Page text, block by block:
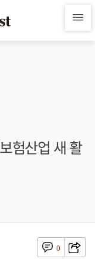
험산업 새 활
0